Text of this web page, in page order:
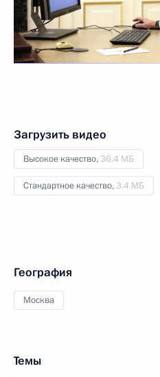
Загрузить видео
Высокое качество, 36.4 МБ
Стандартное качество, 3.4 МБ
География
Москва
Темы